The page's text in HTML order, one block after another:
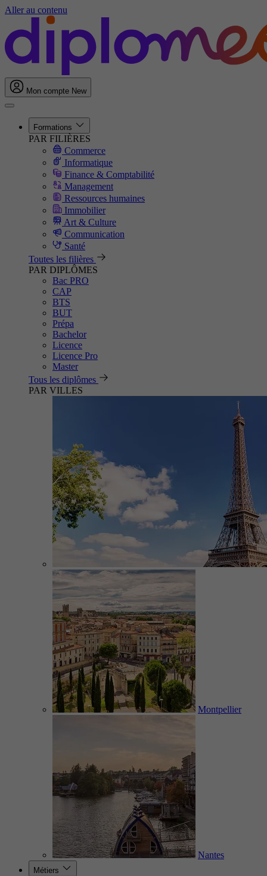
Aller au contenu
Mon compte New
Formations
PAR FILIÈRES
Commerce
Informatique
Finance & Comptabilité
Management
Ressources humaines
Immobilier
Art & Culture
Communication
Santé
Toutes les filières
PAR DIPLÔMES
Bac PRO
CAP
BTS
BUT
Prépa
Bachelor
Licence
Licence Pro
Master
Tous les diplômes
PAR VILLES
Montpellier
Nantes
Métiers